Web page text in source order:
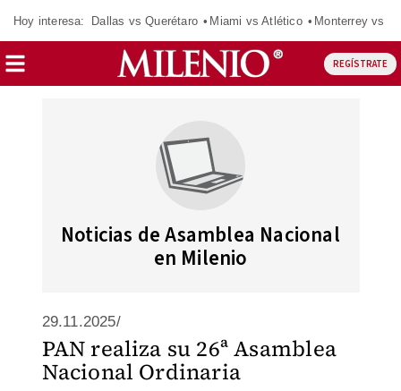
Hoy interesa: Dallas vs Querétaro Miami vs Atlético Monterrey vs
REGÍSTRATE
Noticias de Asamblea Nacional
en Milenio
29.11.2025/
PAN realiza su 26ª Asamblea
Nacional Ordinaria